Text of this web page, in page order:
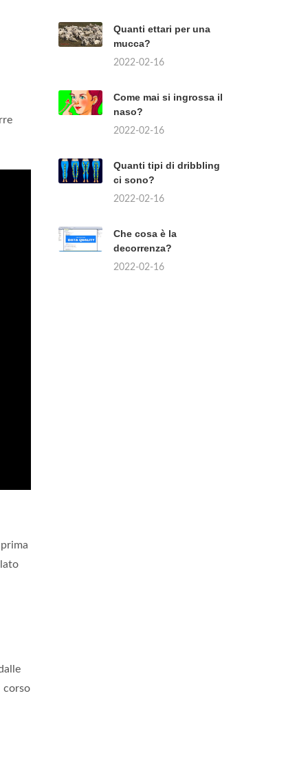
corso
Quanti ettari per una
mucca?
2022-02-16
Come mai si ingrossa il
naso?
2022-02-16
Quanti tipi di dribbling
ci sono?
2022-02-16
Che cosa è la
decorrenza?
2022-02-16